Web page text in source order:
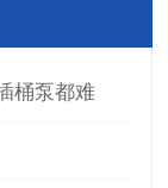
桶泵都难